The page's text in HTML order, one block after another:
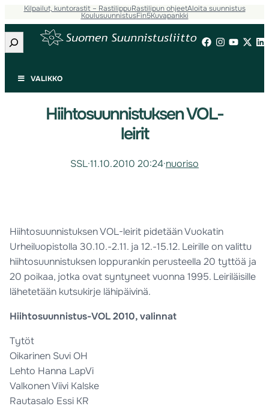
Kilpailut, kuntorastit – RastilippuRastilipun ohjeetAloita suunnistus
KoulusuunnistusFin5Kuvapankki
Etsi
VALIKKO
Hiihtosuunnistuksen VOL-
leirit
SSL·11.10.2010 20:24·nuoriso
Hiihtosuunnistuksen VOL-leirit pidetään Vuokatin
Urheiluopistolla 30.10.-2.11. ja 12.-15.12. Leirille on valittu
hiihtosuunnistuksen loppurankin perusteella 20 tyttöä ja
20 poikaa, jotka ovat syntyneet vuonna 1995. Leiriläisille
lähetetään kutsukirje lähipäivinä.
Hiihtosuunnistus-VOL 2010, valinnat
Tytöt
Oikarinen Suvi OH
Lehto Hanna LapVi
Valkonen Viivi Kalske
Rautasalo Essi KR